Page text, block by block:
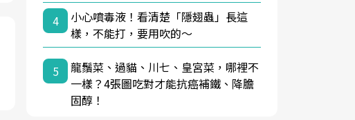
4
小心噴毒液！看清楚「隱翅蟲」長這
樣，不能打，要用吹的～
5
龍鬚菜、過貓、川七、皇宮菜，哪裡不
一樣？4張圖吃對才能抗癌補鐵、降膽
固醇！